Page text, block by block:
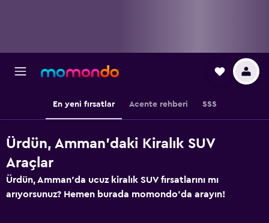
En yeni fırsatlar Acente rehberi SSS
Ürdün, Amman'daki Kiralık SUV
Araçlar
Ürdün, Amman'da ucuz kiralık SUV fırsatlarını mı
arıyorsunuz? Hemen burada momondo'da arayın!